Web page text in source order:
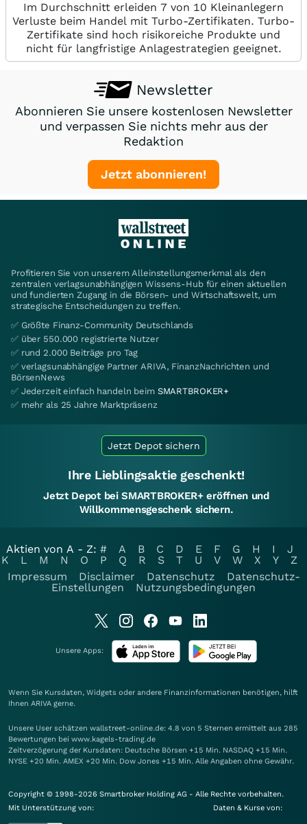
Im Durchschnitt erleiden 7 von 10 Kleinanlegern
Verluste beim Handel mit Turbo-Zertifikaten. Turbo-
Zertifikate sind hoch risikoreiche Produkte und
nicht für langfristige Anlagestrategien geeignet.
Newsletter
Abonnieren Sie unsere kostenlosen Newsletter
und verpassen Sie nichts mehr aus der
Redaktion
Jetzt abonnieren!
Profitieren Sie von unserem Alleinstellungsmerkmal als den
zentralen verlagsunabhängigen Wissens-Hub für einen aktuellen
und fundierten Zugang in die Börsen- und Wirtschaftswelt, um
strategische Entscheidungen zu treffen.
✅ Größte Finanz-Community Deutschlands
✅ über 550.000 registrierte Nutzer
✅ rund 2.000 Beiträge pro Tag
✅ verlagsunabhängige Partner ARIVA, FinanzNachrichten und
BörsenNews
✅ Jederzeit einfach handeln beim SMARTBROKER+
✅ mehr als 25 Jahre Marktpräsenz
Jetzt Depot sichern
Ihre Lieblingsaktie geschenkt!
Jetzt Depot bei SMARTBROKER+ eröffnen und
Willkommensgeschenk sichern.
Aktien von A - Z: # A B C D E F G H I
J
K
L M N O P Q R S T U V W X Y
Z
Impressum
Disclaimer Datenschutz
Datenschutz-
Einstellungen
Nutzungsbedingungen
Unsere Apps:
Wenn Sie Kursdaten, Widgets oder andere Finanzinformationen benötigen, hilft
Ihnen ARIVA gerne.
Unsere User schätzen wallstreet-online.de: 4.8 von 5 Sternen ermittelt aus 285
Bewertungen bei www.kagels-trading.de
Zeitverzögerung der Kursdaten: Deutsche Börsen +15 Min. NASDAQ +15 Min.
NYSE +20 Min. AMEX +20 Min. Dow Jones +15 Min. Alle Angaben ohne Gewähr.
Copyright © 1998-2026 Smartbroker Holding AG - Alle Rechte vorbehalten.
Mit Unterstützung von:
Daten & Kurse von: